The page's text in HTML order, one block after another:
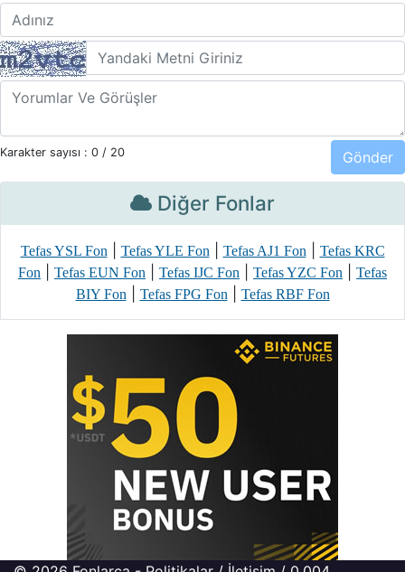
Karakter sayısı : 0 / 20
Diğer Fonlar
Tefas YSL Fon| Tefas YLE Fon| Tefas AJ1 Fon|
Tefas KRC
Fon
Tefas EUN Fon Tefas IJC Fon Tefas YZC Fon
Tefas
BIY Fon| Tefas FPG Fon| Tefas RBF Fon